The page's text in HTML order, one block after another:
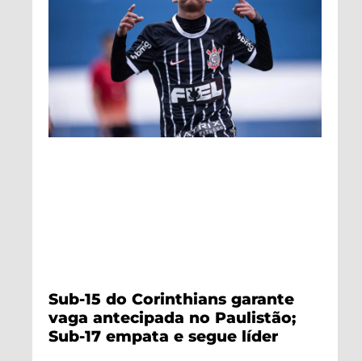
Sub-15 do Corinthians garante
vaga antecipada no Paulistão;
Sub-17 empata e segue líder